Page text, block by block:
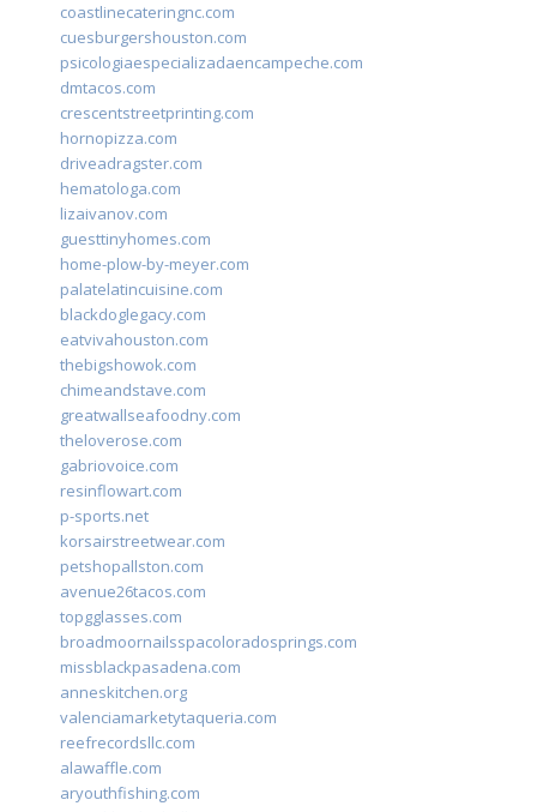
coastlinecateringnc.com
cuesburgershouston.com
psicologiaespecializadaencampeche.com
dmtacos.com
crescentstreetprinting.com
hornopizza.com
driveadragster.com
hematologa.com
lizaivanov.com
guesttinyhomes.com
home-plow-by-meyer.com
palatelatincuisine.com
blackdoglegacy.com
eatvivahouston.com
thebigshowok.com
chimeandstave.com
greatwallseafoodny.com
theloverose.com
gabriovoice.com
resinflowart.com
p-sports.net
korsairstreetwear.com
petshopallston.com
avenue26tacos.com
topgglasses.com
broadmoornailsspacoloradosprings.com
missblackpasadena.com
anneskitchen.org
valenciamarketytaqueria.com
reefrecordsllc.com
alawaffle.com
aryouthfishing.com